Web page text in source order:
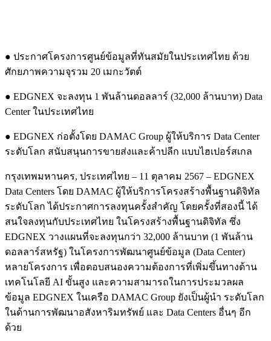
● ประกาศโครงการศูนย์ข้อมูลที่ทันสมัยในประเทศไทย ด้วย
ศักยภาพความจุรวม 20 เมกะวัตต์
● EDGNEX จะลงทุน 1 พันล้านดอลลาร์ (32,000 ล้านบาท) Data
Center ในประเทศไทย
● EDGNEX ก่อตั้งโดย DAMAC Group ผู้ให้บริการ Data Center
ระดับโลก สนับสนุนการขายส่งและค้าปลีก แบบไฮเปอร์สเกล
กรุงเทพมหานคร, ประเทศไทย – 11 ตุลาคม 2567 – EDGNEX
Data Centers โดย DAMAC ผู้ให้บริการโครงสร้างพื้นฐานดิจิทัล
ระดับโลก ได้ประกาศการลงทุนครั้งสำคัญ โดยครั้งที่สองนี้ ได้
สนใจลงทุนกับประเทศไทย ในโครงสร้างพื้นฐานดิจิทัล ซึ่ง
EDGNEX วางแผนที่จะลงทุนกว่า 32,000 ล้านบาท (1 พันล้าน
ดอลลาร์สหรัฐ) ในโครงการพัฒนาศูนย์ข้อมูล (Data Center)
หลายโครงการ เพื่อตอบสนองความต้องการที่เพิ่มขึ้นทางด้าน
เทคโนโลยี AI ขั้นสูง และความสามารถในการประมวลผล
ข้อมูล EDGNEX ในเครือ DAMAC Group ยังเป็นผู้นำ ระดับโลก
ในด้านการพัฒนาอสังหาริมทรัพย์ และ Data Centers อื่นๆ อีก
ด้วย